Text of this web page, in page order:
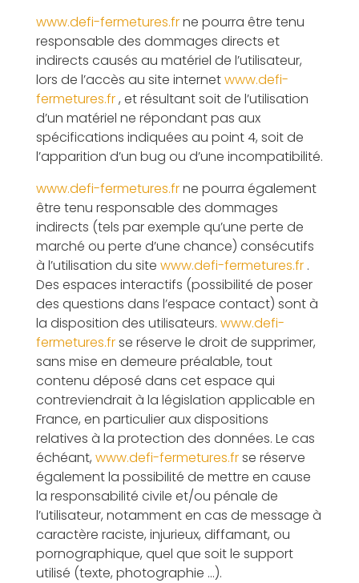
www.defi-fermetures.frne pourra être tenu
responsable des dommages directs et
indirects causés au matériel de l’utilisateur,
lors de l’accès au site internetwww.defi-
fermetures.fr, et résultant soit de l’utilisation
d’un matériel ne répondant pas aux
spécifications indiquées au point 4, soit de
l’apparition d’un bug ou d’une incompatibilité.
www.defi-fermetures.frne pourra également
être tenu responsable des dommages
indirects (tels par exemple qu’une perte de
marché ou perte d’une chance) consécutifs
à l’utilisation du site www.defi-fermetures.fr.
Des espaces interactifs (possibilité de poser
des questions dans l’espace contact) sont à
la disposition des utilisateurs. www.defi-
fermetures.frse réserve le droit de supprimer,
sans mise en demeure préalable, tout
contenu déposé dans cet espace qui
contreviendrait à la législation applicable en
France, en particulier aux dispositions
relatives à la protection des données. Le cas
échéant, www.defi-fermetures.frse réserve
également la possibilité de mettre en cause
la responsabilité civile et/ou pénale de
l’utilisateur, notamment en cas de message à
caractère raciste, injurieux, diffamant, ou
pornographique, quel que soit le support
utilisé (texte, photographie …).